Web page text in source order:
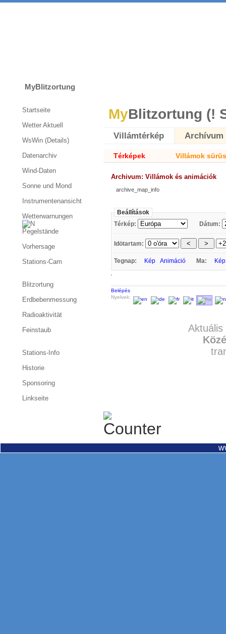
MyBlitzortung
MyBlitzortung (!
Villámtérkép Archívum
Térképek Villámok
Archivum: Villámok és animációk
archive_map_info
Beállítások
Térkép:
Dátum:
Idötartam:
Tegnap: Kép Animáció Ma: Kép
Belépés
Nyelvek:
Startseite
Wetter Aktuell
WsWin (Details)
Datenarchiv
Wind-Daten
Sonne und Mond
Instrumentenansicht
Wetterwarnungen
Pegelstände
Vorhersage
Stations-Cam
Blitzortung
Erdbebenmessung
Radioaktivität
Feinstaub
Stations-Info
Historie
Sponsoring
Linkseite